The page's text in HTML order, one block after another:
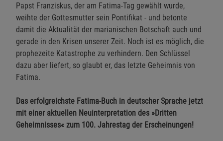
Papst Franziskus, der am Fatima-Tag gewählt wurde,
weihte der Gottesmutter sein Pontifikat - und betonte
damit die Aktualität der marianischen Botschaft auch und
gerade in den Krisen unserer Zeit. Noch ist es möglich, die
prophezeite Katastrophe zu verhindern. Den Schlüssel
dazu aber liefert, so glaubt er, das letzte Geheimnis von
Fatima.
Das erfolgreichste Fatima-Buch in deutscher Sprache jetzt
mit einer aktuellen Neuinterpretation des »Dritten
Geheimnisses« zum 100. Jahrestag der Erscheinungen!
Funktionale Cookies (1) Funktionale
Cookie-Informationenanzeigen
Statistik Cookies (2) Statistik Cookies
Cookie-Informationenanzeigen
Marketing Cookies (3) Marketing Cookies